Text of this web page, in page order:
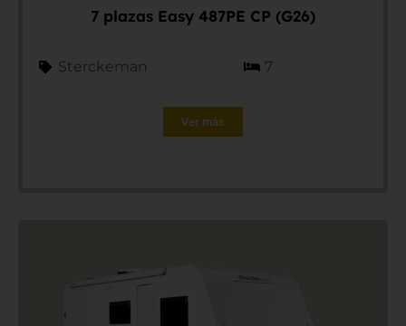
7 plazas Easy 487PE CP (G26)
Sterckeman 7
Ver más